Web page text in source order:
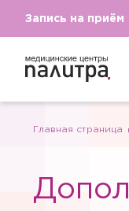
Запись на приём
Главная страница